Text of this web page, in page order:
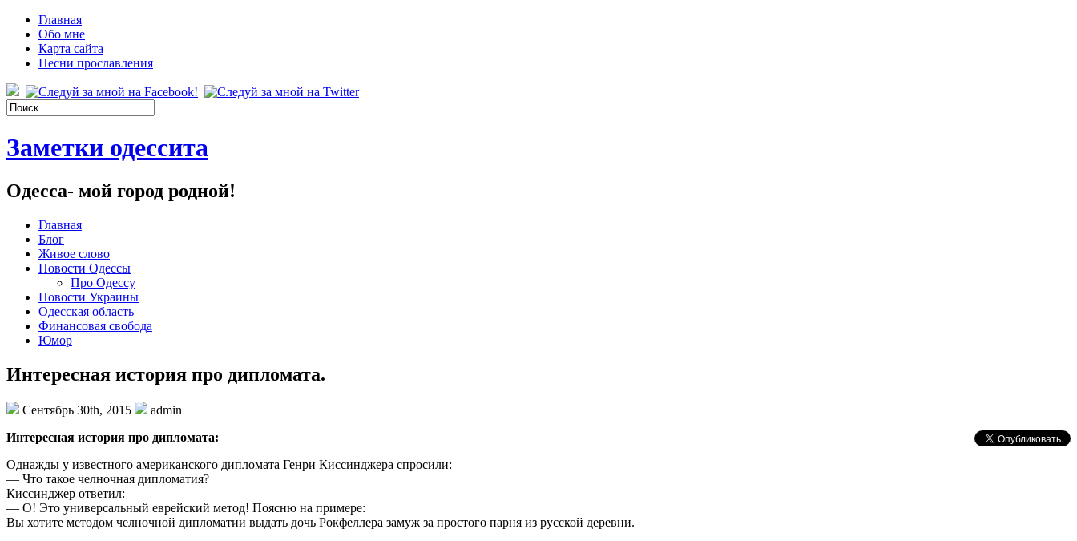
Главная
Обо мне
Карта сайта
Песни прославления
Заметки одессита
Одесса- мой город родной!
Главная
Блог
Живое слово
Новости Одессы
Про Одессу
Новости Украины
Одесская область
Финансовая свобода
Юмор
Интересная история про дипломата.
Сентябрь 30th, 2015
admin
Интересная история про дипломата:
Однажды у известного американского дипломата Генри Киссинджера спросили:
— Что такое челночная дипломатия?
Киссинджер ответил:
— О! Это универсальный еврейский метод! Поясню на примере:
Вы хотите методом челночной дипломатии выдать дочь Рокфеллера замуж за простого парня из русской деревни.